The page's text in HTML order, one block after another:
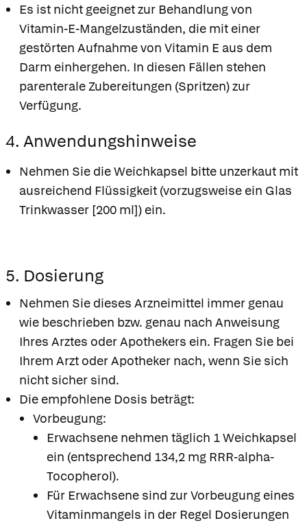
Es ist nicht geeignet zur Behandlung von
Vitamin-E-Mangelzuständen, die mit einer
gestörten Aufnahme von Vitamin E aus dem
Darm einhergehen. In diesen Fällen stehen
parenterale Zubereitungen (Spritzen) zur
Verfügung.
4. Anwendungshinweise
Nehmen Sie die Weichkapsel bitte unzerkaut mit
ausreichend Flüssigkeit (vorzugsweise ein Glas
Trinkwasser [200 ml]) ein.
5. Dosierung
Nehmen Sie dieses Arzneimittel immer genau
wie beschrieben bzw. genau nach Anweisung
Ihres Arztes oder Apothekers ein. Fragen Sie bei
Ihrem Arzt oder Apotheker nach, wenn Sie sich
nicht sicher sind.
Die empfohlene Dosis beträgt:
Vorbeugung:
Erwachsene nehmen täglich 1 Weichkapsel
ein (entsprechend 134,2 mg RRR-alpha-
Tocopherol).
Für Erwachsene sind zur Vorbeugung eines
Vitaminmangels in der Regel Dosierungen